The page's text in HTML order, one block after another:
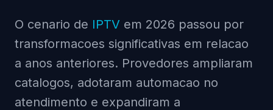
O cenario de IPTV em 2026 passou por
transformacoes significativas em relacao
a anos anteriores. Provedores ampliaram
catalogos, adotaram automacao no
atendimento e expandiram a